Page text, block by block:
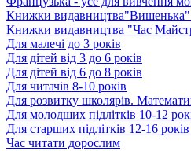
Книжки видавництва"Вишенька"
Книжки видавництва "Час
Для малечі до 3 років
Для дітей від 3 до 6 років
Для дітей від 6 до 8 років
Для читачів 8-10 років
Для розвитку школярів.
Для молодших підлітків 10-12
Для старших підлітків 12-16
Час читати дорослим